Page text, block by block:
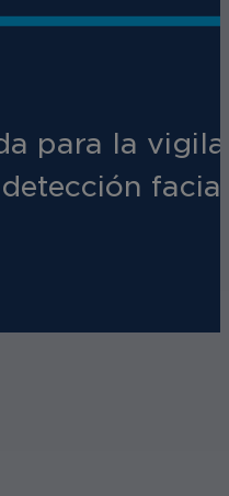
para la
detección